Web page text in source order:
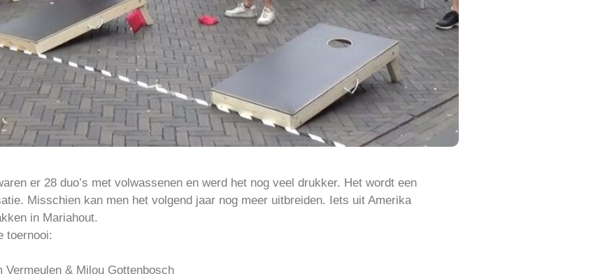
er 28 duo’s met volwassenen en werd het nog veel drukker. Het wordt een
Misschien kan men het volgend jaar nog meer uitbreiden. Iets uit Amerika
in Mariahout.
toernooi:
Vermeulen & Milou Gottenbosch